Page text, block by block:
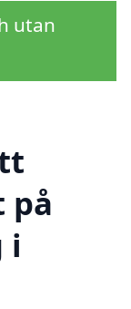
utan
på
i